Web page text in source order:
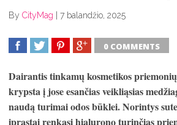
By CityMag 7 balandžio, 2025
0 COMMENTS
Dairantis tinkamų kosmetikos
krypsta į jose esančias veikliąsias
naudą turimai odos būklei. Norintys
įprastai renkasi hialurono turinčias